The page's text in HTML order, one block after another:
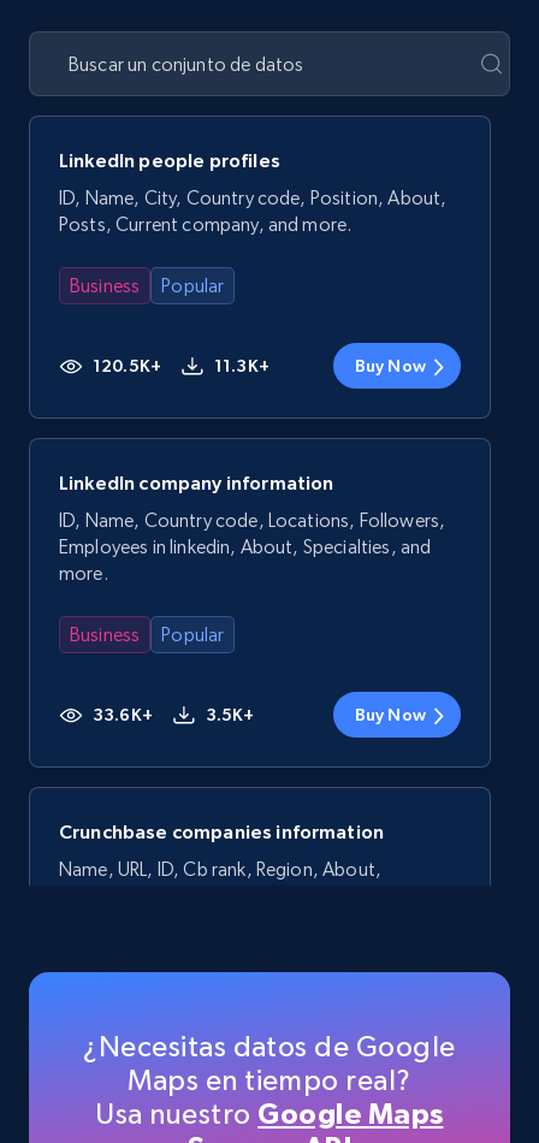
LinkedIn people profiles
ID, Name, City, Country code, Position, About,
Posts, Current company, and more.
Business Popular
120.5K+ 11.3K+ Buy Now
LinkedIn company information
ID, Name, Country code, Locations, Followers,
Employees in linkedin, About, Specialties, and
more.
Business Popular
33.6K+ 3.5K+ Buy Now
Crunchbase companies information
Name, URL, ID, Cb rank, Region, About,
15.6K+ 1.6K+ Buy Now
¿Necesitas datos de Google
Maps en tiempo real?
Usa nuestro Google Maps